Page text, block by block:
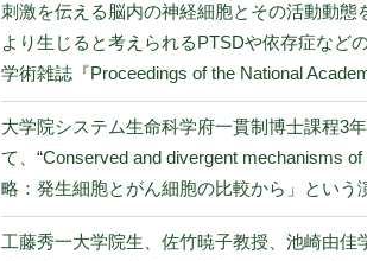
刺激を伝える脳内の神経細胞とその活動動
より生じると考えられるPTSDや依存症など
学術雑誌『Proceedings of the National
大学院システム生命科学府一貫制博士課程3
て、“Conserved and divergent mechanisms
略：発生細胞とがん細胞の比較から」という
工藤秀一大学院生、佐竹暁子教授、池崎由